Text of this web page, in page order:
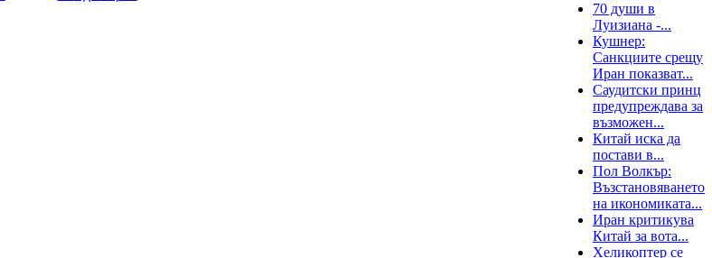
70 души в
Луизиана -...
Кушнер:
Санкциите срещу
Иран показват...
Саудитски принц
предупреждава за
възможен...
Китай иска да
постави в...
Пол Волкър:
Възстановяването
на икономиката...
Иран критикува
Китай за вота...
Хеликоптер се